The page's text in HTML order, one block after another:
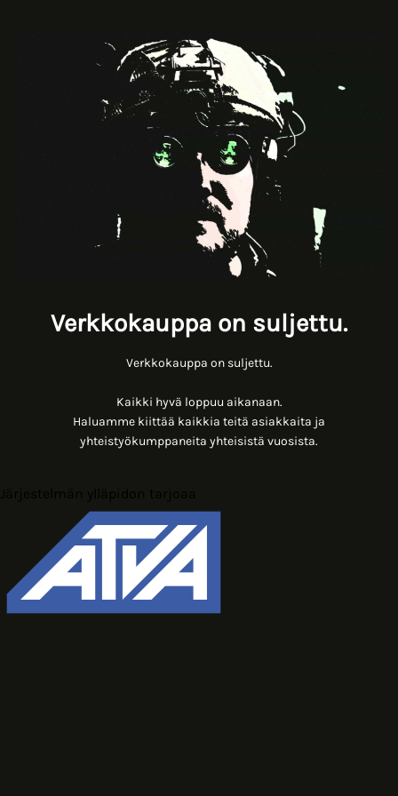
Verkkokauppa on suljettu.
Verkkokauppa on suljettu.
Kaikki hyvä loppuu aikanaan.
Haluamme kiittää kaikkia teitä asiakkaita ja
yhteistyökumppaneita yhteisistä vuosista.